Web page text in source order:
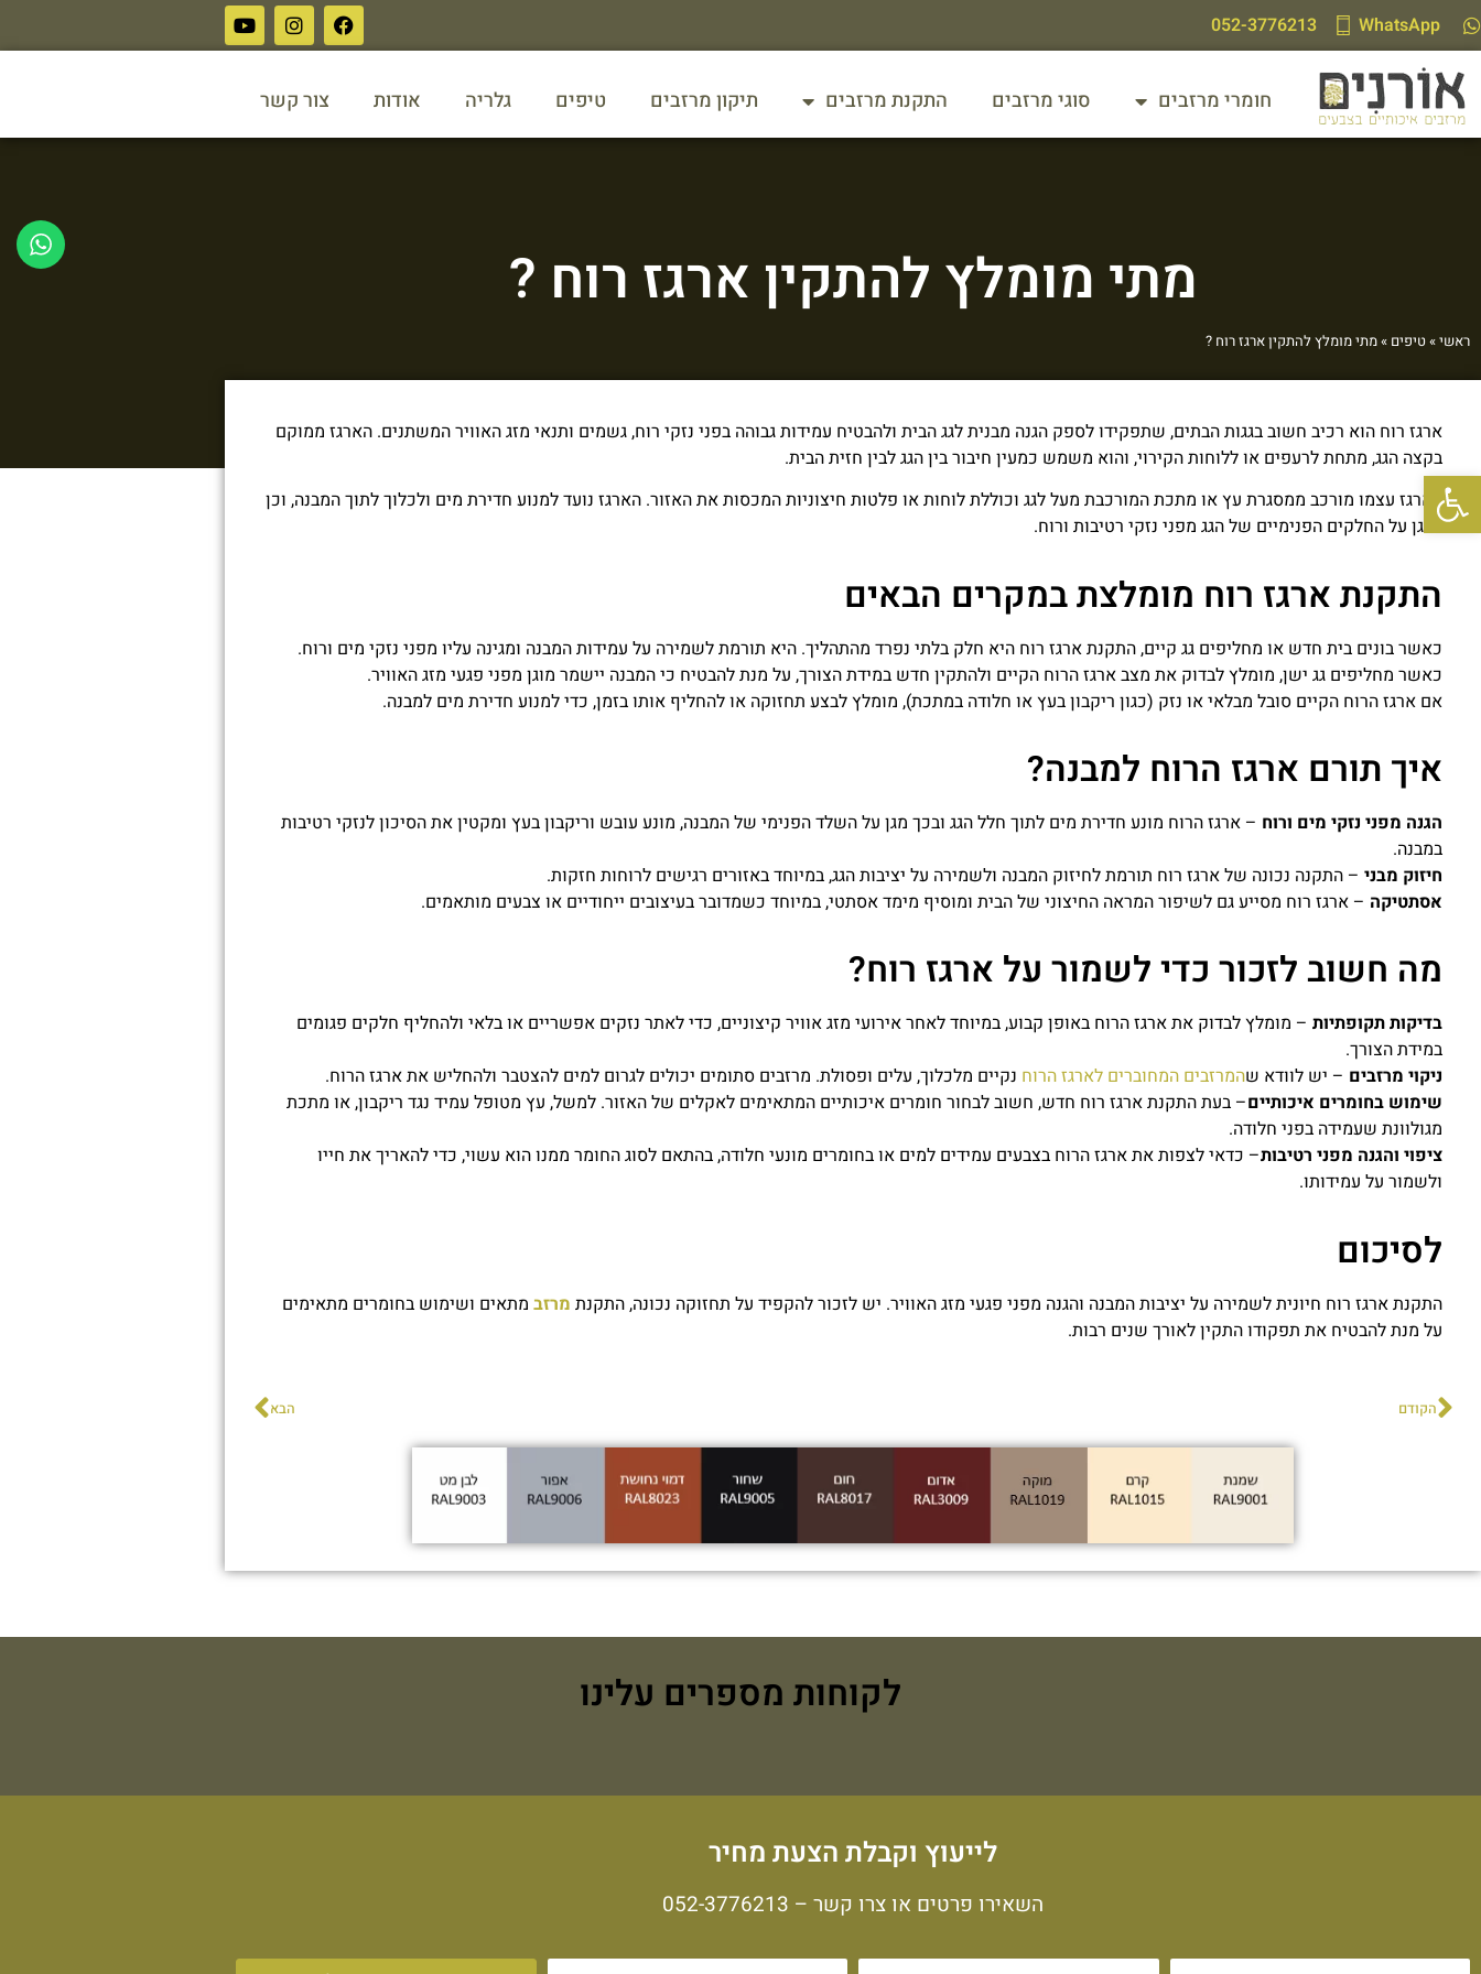
פתח סרגל נגישות
לתוכן WhatsApp
052-3776213
חומרי מרזבים סוגי מרזבים התקנת מרזבים תיקון מרזבים טיפים גלריה אודות צור קשר
מתי מומלץ להתקין ארגז רוח ?
ראשי»טיפים »מתי מומלץ להתקין ארגז רוח ?
ארגז רוח הוא רכיב חשוב בגגות הבתים, שתפקידו לספק הגנה מבנית לגג הבית ולהבטיח עמידות גבוהה בפני נזקי רוח, גשמים ותנאי מזג האוויר המשתנים. הארגז ממוקם
בקצה הגג, מתחת לרעפים או ללוחות הקירוי, והוא משמש כמעין חיבור בין הגג לבין חזית הבית.
הארגז עצמו מורכב ממסגרת עץ או מתכת המורכבת מעל לגג וכוללת לוחות או פלטות חיצוניות המכסות את האזור. הארגז נועד למנוע חדירת מים ולכלוך לתוך המבנה, וכן
להגן על החלקים הפנימיים של הגג מפני נזקי רטיבות ורוח.
התקנת ארגז רוח מומלצת במקרים הבאים
כאשר בונים בית חדש או מחליפים גג קיים, התקנת ארגז רוח היא חלק בלתי נפרד מהתהליך. היא תורמת לשמירה על עמידות המבנה ומגינה עליו מפני נזקי מים ורוח.
כאשר מחליפים גג ישן, מומלץ לבדוק את מצב ארגז הרוח הקיים ולהתקין חדש במידת הצורך, על מנת להבטיח כי המבנה יישמר מוגן מפני פגעי מזג האוויר.
אם ארגז הרוח הקיים סובל מבלאי או נזק (כגון ריקבון בעץ או חלודה במתכת), מומלץ לבצע תחזוקה או להחליף אותו בזמן, כדי למנוע חדירת מים למבנה.
איך תורם ארגז הרוח למבנה?
הגנה מפני נזקי מים ורוח – ארגז הרוח מונע חדירת מים לתוך חלל הגג ובכך מגן על השלד הפנימי של המבנה, מונע עובש וריקבון בעץ ומקטין את הסיכון לנזקי רטיבות
במבנה.
חיזוק מבני – התקנה נכונה של ארגז רוח תורמת לחיזוק המבנה ולשמירה על יציבות הגג, במיוחד באזורים רגישים לרוחות חזקות.
אסתטיקה – ארגז רוח מסייע גם לשיפור המראה החיצוני של הבית ומוסיף מימד אסתטי, במיוחד כשמדובר בעיצובים ייחודיים או צבעים מותאמים.
מה חשוב לזכור כדי לשמור על ארגז רוח?
בדיקות תקופתיות – מומלץ לבדוק את ארגז הרוח באופן קבוע, במיוחד לאחר אירועי מזג אוויר קיצוניים, כדי לאתר נזקים אפשריים או בלאי ולהחליף חלקים פגומים
במידת הצורך.
ניקוי מרזבים – יש לוודא שהמרזבים המחוברים לארגז הרוח נקיים מלכלוך, עלים ופסולת. מרזבים סתומים יכולים לגרום למים להצטבר ולהחליש את ארגז הרוח.
שימוש בחומרים איכותיים– בעת התקנת ארגז רוח חדש, חשוב לבחור חומרים איכותיים המתאימים לאקלים של האזור. למשל, עץ מטופל עמיד נגד ריקבון, או מתכת
מגולוונת שעמידה בפני חלודה.
ציפוי והגנה מפני רטיבות– כדאי לצפות את ארגז הרוח בצבעים עמידים למים או בחומרים מונעי חלודה, בהתאם לסוג החומר ממנו הוא עשוי, כדי להאריך את חייו
ולשמור על עמידותו.
לסיכום
התקנת ארגז רוח חיונית לשמירה על יציבות המבנה והגנה מפני פגעי מזג האוויר. יש לזכור להקפיד על תחזוקה נכונה, התקנת מרזב מתאים ושימוש בחומרים מתאימים
על מנת להבטיח את תפקודו התקין לאורך שנים רבות.
הקודם הבא
לקוחות מספרים עלינו
לייעוץ וקבלת הצעת מחיר
השאירו פרטים או צרו קשר – 052-3776213